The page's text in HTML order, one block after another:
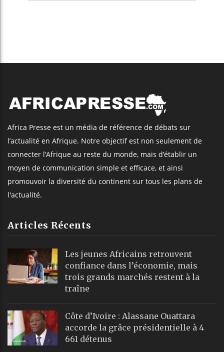
Africa Presse est un média de référence de débats sur
l’actualité en Afrique. Notre objectif est non seulement de
connecter l’Afrique au reste du monde, mais d’établir un
moyen de communication simple et efficace, et ainsi
promouvoir la diversité du continent sur tous les plans de
l'actualité.
Articles Récents
Les jeunes Africains retrouvent
confiance dans l’économie, mais
trois grands marchés restent à la
traîne
Côte d’Ivoire : Alassane Ouattara
accorde la grâce présidentielle à 4
661 détenus